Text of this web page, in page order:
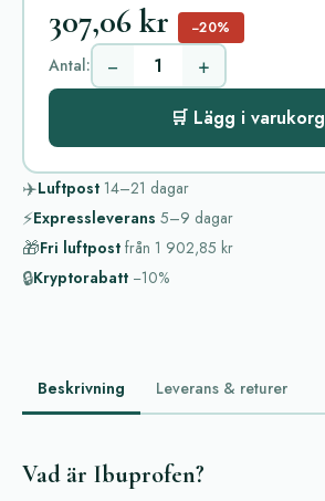
307,06 kr −20%
Antal: − +
🛒 Lägg i varukorg
✈️Luftpost 14–21 dagar
⚡Expressleverans 5–9 dagar
🎁Fri luftpost från 1 902,85 kr
🔒Kryptorabatt −10%
Beskrivning Leverans & returer
Vad är Ibuprofen?